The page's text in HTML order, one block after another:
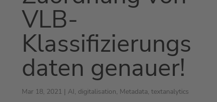
VLB-
Klassifizierungs
daten genauer!
Mar 18, 2021 | AI, digitalisation, Metadata, textanalytics